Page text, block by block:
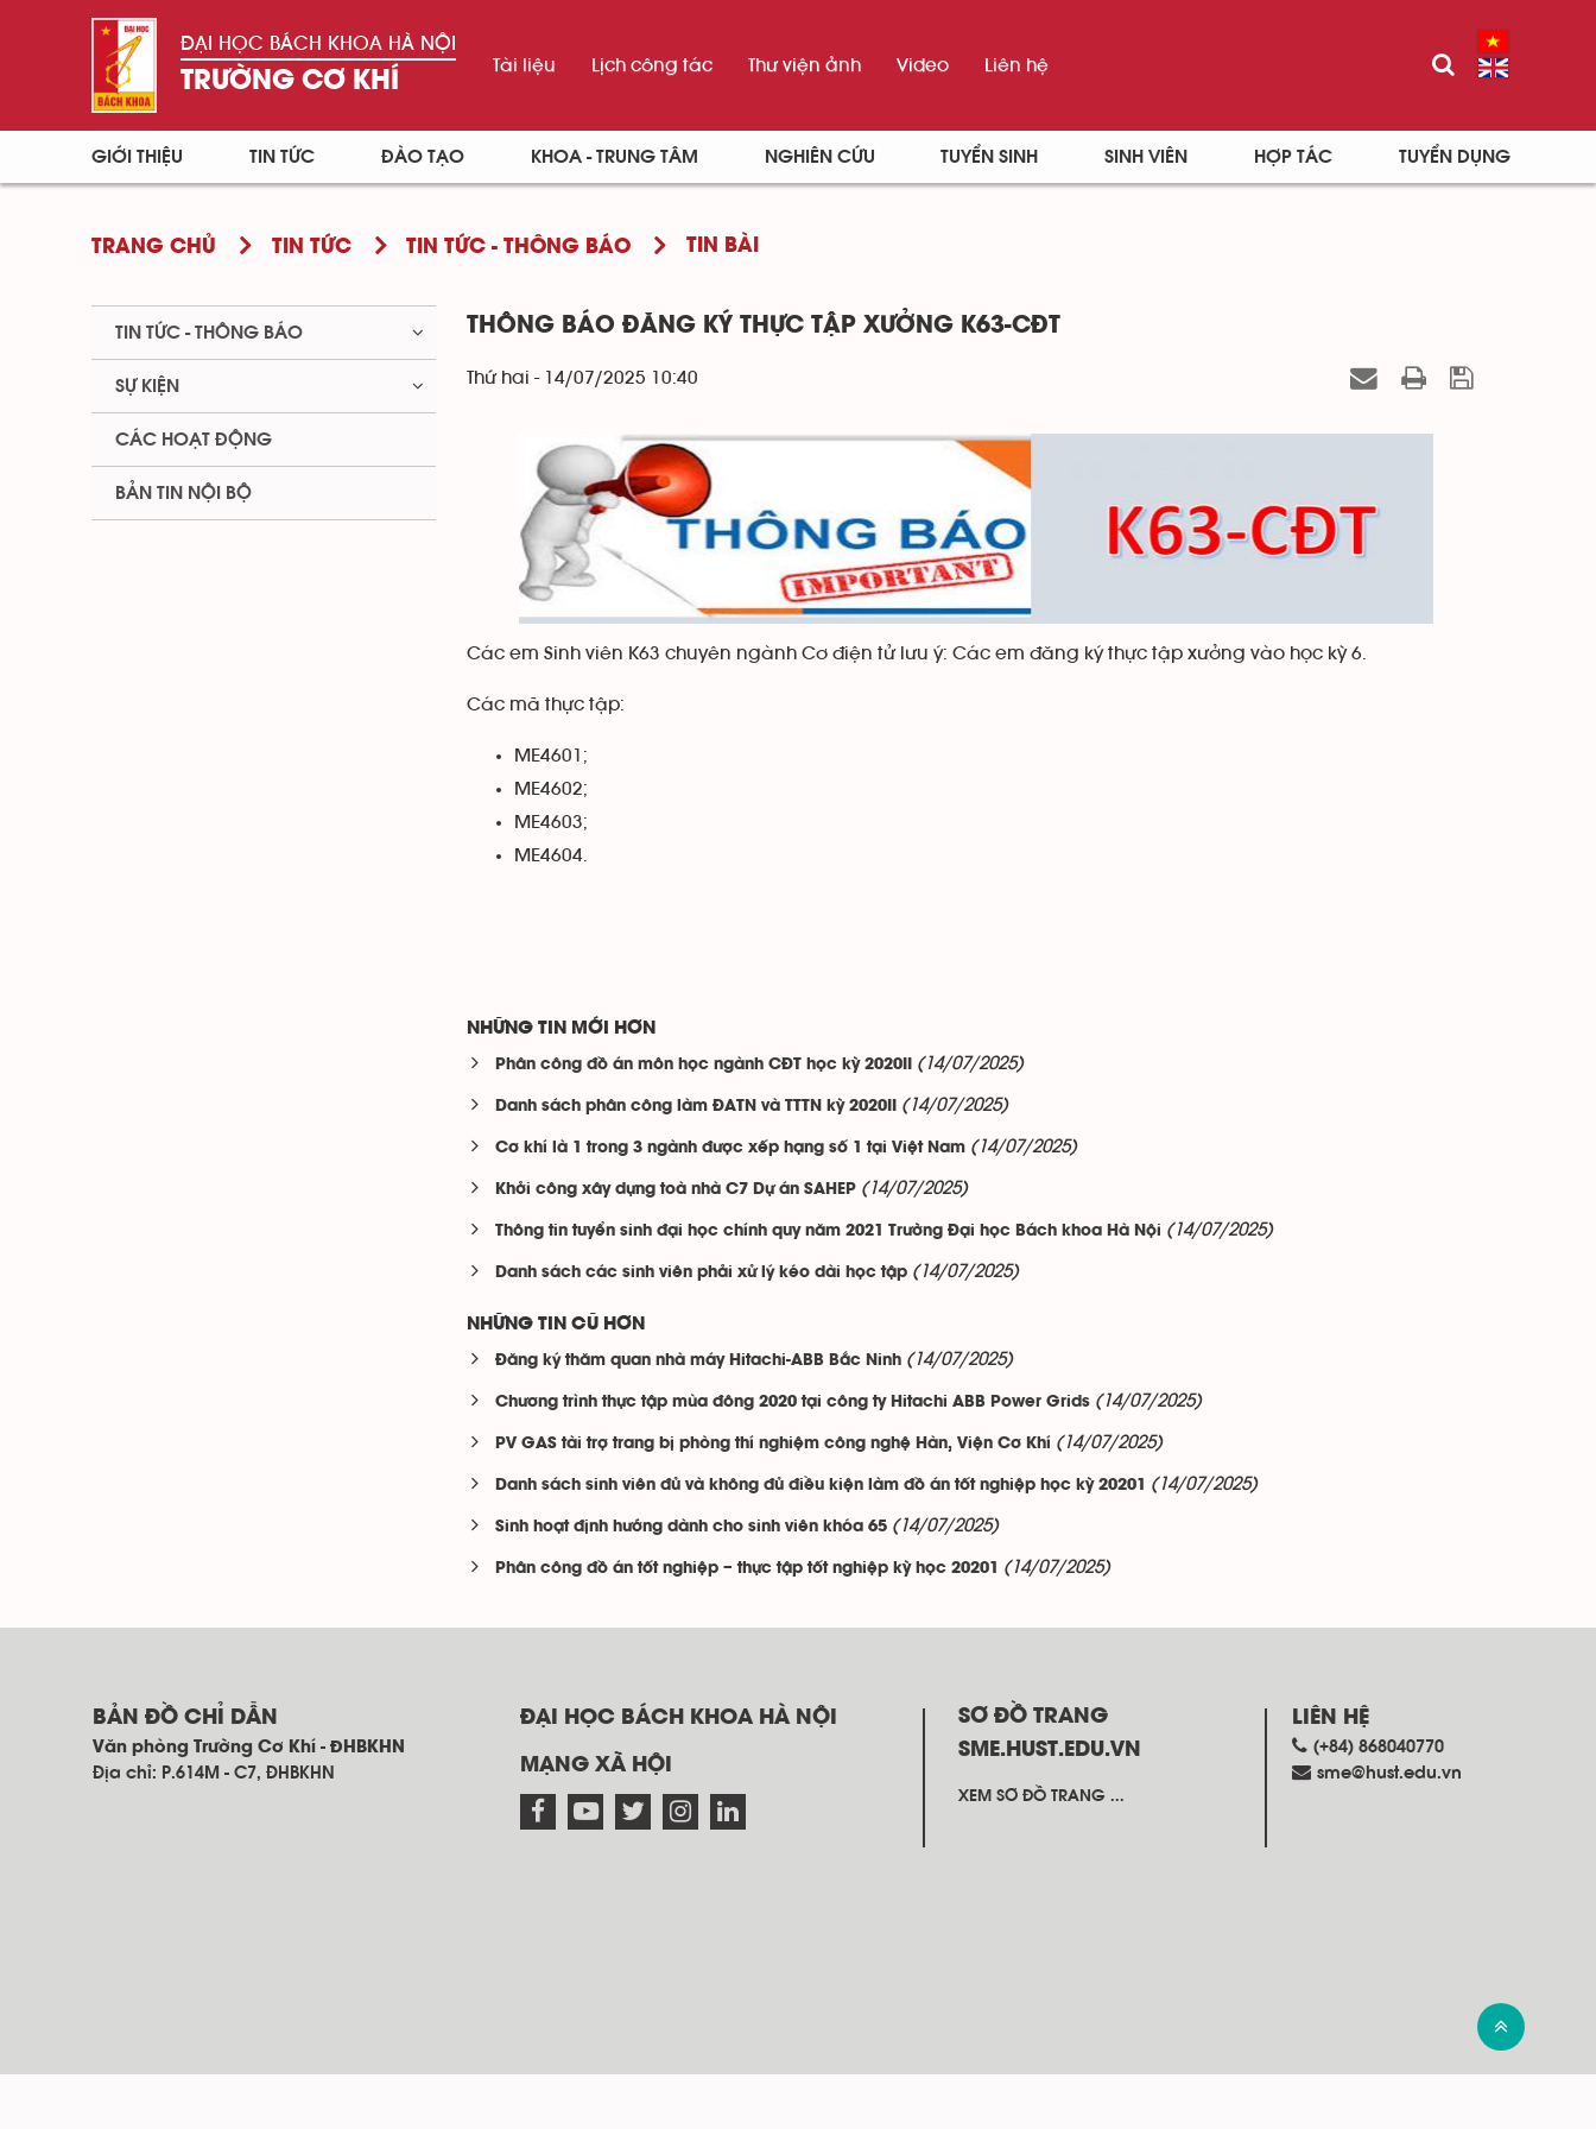
ĐẠI HỌC BÁCH KHOA HÀ NỘI
TRƯỜNG CƠ KHÍ
Tài liệu Lịch công tác Thư viện ảnh Video Liên hệ
GIỚI THIỆU TIN TỨC ĐÀO TẠO KHOA - TRUNG TÂM NGHIÊN CỨU TUYỂN SINH SINH VIÊN HỢP TÁC TUYỂN DỤNG
TRANG CHỦ TIN TỨC TIN TỨC - THÔNG BÁO TIN BÀI
THÔNG BÁO ĐĂNG KÝ THỰC TẬP XƯỞNG K63-CĐT
Thứ hai - 14/07/2025 10:40
Các em Sinh viên K63 chuyên ngành Cơ điện tử lưu ý: Các em đăng ký thực tập xưởng vào học kỳ 6.
Các mã thực tập:
ME4601;
ME4602;
ME4603;
ME4604.
NHỮNG TIN MỚI HƠN
Phân công đồ án môn học ngành CĐT học kỳ 2020II (14/07/2025)
Danh sách phân công làm ĐATN và TTTN kỳ 2020II (14/07/2025)
Cơ khí là 1 trong 3 ngành được xếp hạng số 1 tại Việt Nam (14/07/2025)
Khởi công xây dựng toà nhà C7 Dự án SAHEP (14/07/2025)
Thông tin tuyển sinh đại học chính quy năm 2021 Trường Đại học Bách khoa Hà Nội (14/07/2025)
Danh sách các sinh viên phải xử lý kéo dài học tập (14/07/2025)
NHỮNG TIN CŨ HƠN
Đăng ký thăm quan nhà máy Hitachi-ABB Bắc Ninh (14/07/2025)
Chương trình thực tập mùa đông 2020 tại công ty Hitachi ABB Power Grids (14/07/2025)
PV GAS tài trợ trang bị phòng thí nghiệm công nghệ Hàn, Viện Cơ Khí (14/07/2025)
Danh sách sinh viên đủ và không đủ điều kiện làm đồ án tốt nghiệp học kỳ 20201 (14/07/2025)
Sinh hoạt định hướng dành cho sinh viên khóa 65 (14/07/2025)
Phân công đồ án tốt nghiệp – thực tập tốt nghiệp kỳ học 20201 (14/07/2025)
TIN TỨC - THÔNG BÁO
SỰ KIỆN
CÁC HOẠT ĐỘNG
BẢN TIN NỘI BỘ
BẢN ĐỒ CHỈ DẪN
Văn phòng Trường Cơ Khí - ĐHBKHN
Địa chỉ: P.614M - C7, ĐHBKHN
ĐẠI HỌC BÁCH KHOA HÀ NỘI
MẠNG XÃ HỘI
SƠ ĐỒ TRANG
SME.HUST.EDU.VN
XEM SƠ ĐỒ TRANG ...
LIÊN HỆ
(+84) 868040770
sme@hust.edu.vn